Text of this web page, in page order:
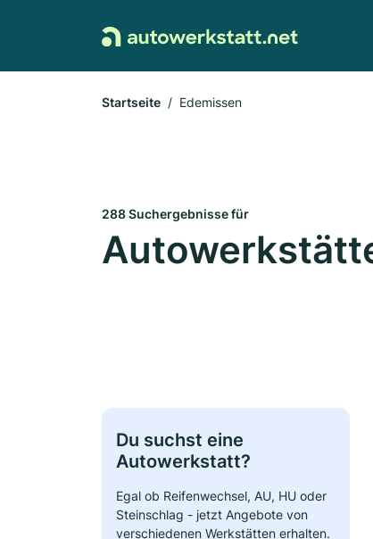
Startseite Edemissen
288 Suchergebnisse für
Du suchst eine
Autowerkstatt?
Egal ob Reifenwechsel, AU, HU oder
Steinschlag - jetzt Angebote von
verschiedenen Werkstätten erhalten.